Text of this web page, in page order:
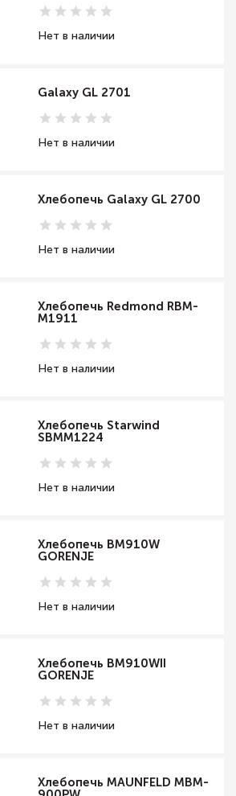
Нет в наличии
Galaxy GL 2701
Нет в наличии
Хлебопечь Galaxy GL 2700
Нет в наличии
Хлебопечь Redmond RBM-
M1911
Нет в наличии
Хлебопечь Starwind
SBMM1224
Нет в наличии
Хлебопечь BM910W
GORENJE
Нет в наличии
Хлебопечь BM910WII
GORENJE
Нет в наличии
Хлебопечь MAUNFELD MBM-